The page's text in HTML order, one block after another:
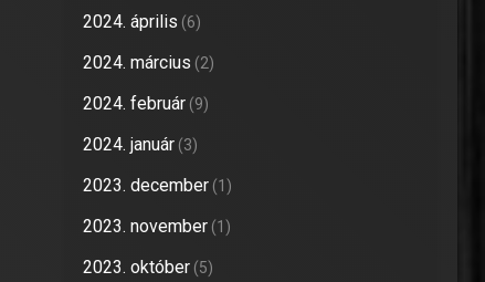
2024. április (6)
2024. március (2)
2024. február(9)
2024. január(3)
2023. december(1)
2023. november(1)
2023. október(5)